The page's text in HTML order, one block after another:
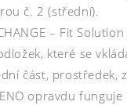
č. 2 (střední).
– Fit
které se
část, prostředek,
opravdu